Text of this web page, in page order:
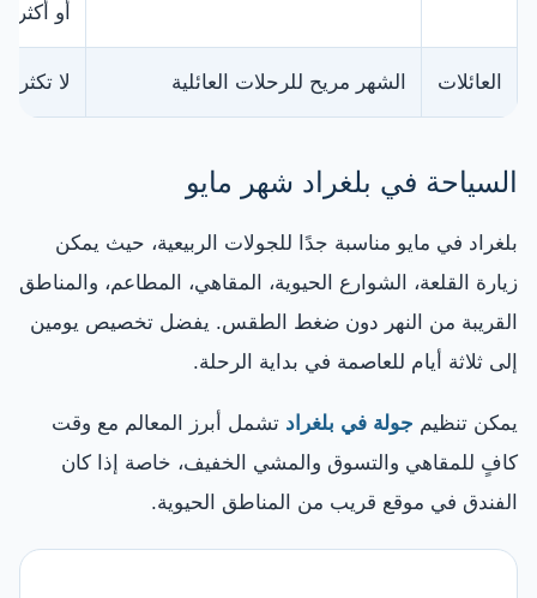
أو أكثر
العائلات الشهر مريح للرحلات العائلية لا تكثر
السياحة في بلغراد شهر مايو
بلغراد في مايو مناسبة جدًا للجولات الربيعية، حيث يمكن
زيارة القلعة، الشوارع الحيوية، المقاهي، المطاعم، والمناطق
القريبة من النهر دون ضغط الطقس. يفضل تخصيص يومين
إلى ثلاثة أيام للعاصمة في بداية الرحلة.
يمكن تنظيم جولة في بلغراد تشمل أبرز المعالم مع وقت
كافٍ للمقاهي والتسوق والمشي الخفيف، خاصة إذا كان
الفندق في موقع قريب من المناطق الحيوية.